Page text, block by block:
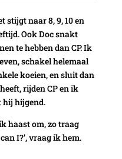
stijgt naar 8, 9, 10 en
Ook Doc snakt
te hebben dan CP. Ik
schakel helemaal
koeien, en sluit dan
rijden CP en ik
hij hijgend.
haast om, zo traag
I?’, vraag ik hem.